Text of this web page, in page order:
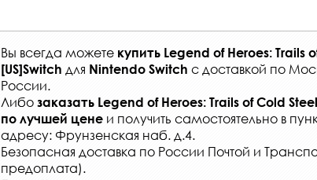
Вы всегда можете купить Legend of Heroes: Trails
[US]Switch для Nintendo Switch с доставкой по
России.
Либо заказать Legend of Heroes: Trails of Cold
по лучшей цене и получить самостоятельно в
адресу: Фрунзенская наб. д.4.
Безопасная доставка по России Почтой и
предоплата).